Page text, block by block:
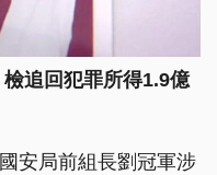
追回犯罪所得1.9億
安局前組長劉冠軍涉